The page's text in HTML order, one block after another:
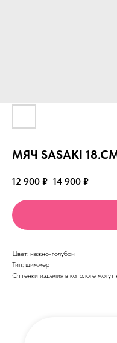
МЯЧ SASAKI
12 900 ₽ 14 900 ₽
Цвет: нежно-голубой
Тип: шиммер
Оттенки изделия в каталоге